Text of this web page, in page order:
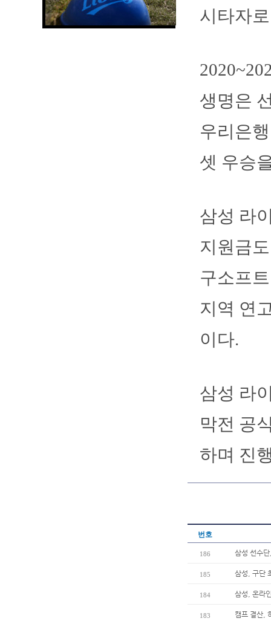
시타자
생명은
우리은
셋 우승
삼성 라
지원금
구소프
지역 연
이다.
삼성 라
막전 공
하며 진
번호
186 삼성 선수
185 삼성, 구단
184 삼성, 온라
183 캠프 결산,